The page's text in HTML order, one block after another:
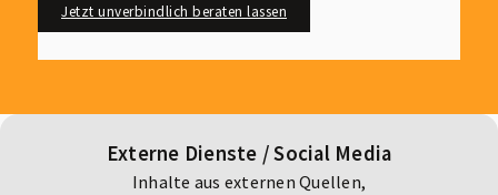
Jetzt unverbindlich beraten lassen
Externe Dienste / Social Media
Inhalte aus externen Quellen,